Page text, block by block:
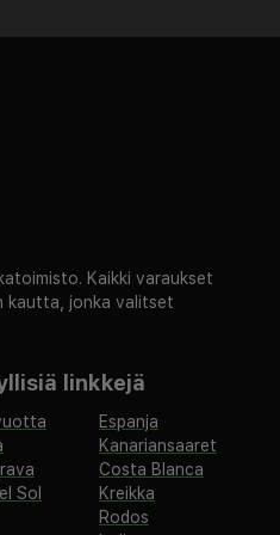
välisenä aikana 1.50
välisenä aikana 5.00
meille
noin 8 EUR per
kata kaikkea. Maksut ja
sisällä veroja, ja ne
käteismaksut eivät voi
tässä
asiasta ottamalla
Kaikki varaukset
kautta, jonka valitset
linkkejä
Espanja
Kanariansaaret
Costa Blanca
Sol
Kreikka
Rodos